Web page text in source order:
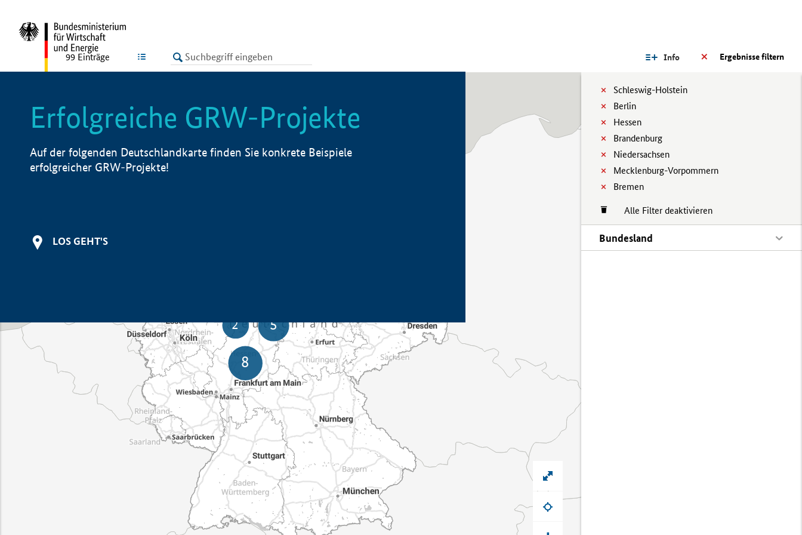
LISTE Ergebnisse filtern
Info
Schleswig-Holstein
Berlin
Hessen
Brandenburg
Niedersachsen
Mecklenburg-Vorpommern
Bremen
Alle Filter deaktivieren
Bundesland
99 Einträge
Erfolgreiche GRW-Projekte
Auf der folgenden Deutschlandkarte finden Sie konkrete Beispiele
erfolgreicher GRW-Projekte!
LOS GEHT'S